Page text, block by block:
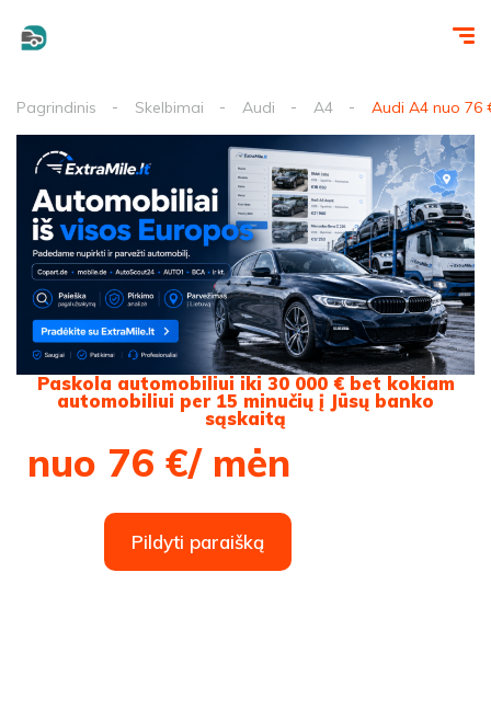
Pagrindinis Skelbimai Audi A4 Audi A4 nuo 76
Paskola automobiliui iki 30 000 € bet kokiam
automobiliui per 15 minučių į Jūsų banko
sąskaitą
nuo 76 €/ mėn
Pildyti paraišką